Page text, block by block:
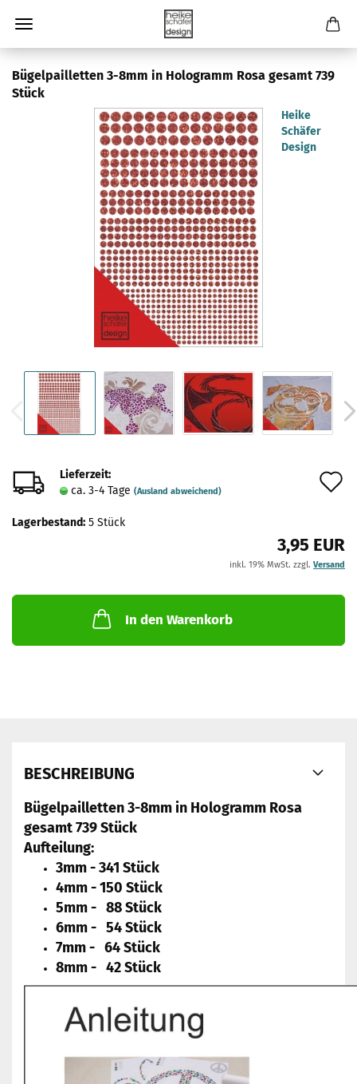
Bügelpailletten 3-8mm in Hologramm Rosa gesamt 739
Stück
Heike
Schäfer
Design
Lieferzeit:
ca. 3-4 Tage (Ausland abweichend)
Lagerbestand: 5 Stück
3,95 EUR
inkl. 19% MwSt. zzgl. Versand
In den Warenkorb
BESCHREIBUNG
Bügelpailletten 3-8mm in Hologramm Rosa
gesamt 739 Stück
Aufteilung:
3mm - 341 Stück
4mm - 150 Stück
5mm - 88 Stück
6mm - 54 Stück
7mm - 64 Stück
8mm - 42 Stück